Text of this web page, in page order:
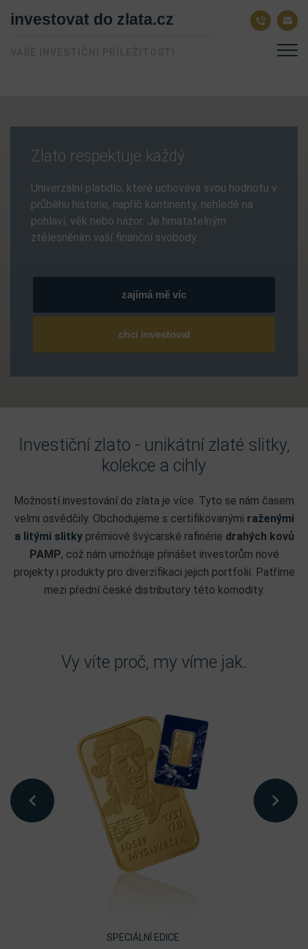
investovat do zlata.cz
Zlato respektuje každý
Univerzální platidlo, které uchovává svou hodnotu v
průběhu historie, napříč kontinenty, nehledě na
pohlaví, věk nebo názor. Je hmatatelným
ztělesněním vaší finanční svobody.
zajímá mě víc
chci investovat
Investiční zlato - unikátní zlaté slitky,
kolekce a cihly
Možností investování do zlata je více. Tyto se nám časem
velmi osvědčily. Obchodujeme s certifikovanými raženými
a litými slitkyprémiové švýcarské rafinérie drahých kovů
PAMP, což nám umožňuje přinášet investorům nové
projekty i produkty pro diverzifikaci jejich portfolií. Patříme
mezi přední české distributory této komodity.
Vy víte proč, my víme jak.
SPECIÁLNÍ EDICE